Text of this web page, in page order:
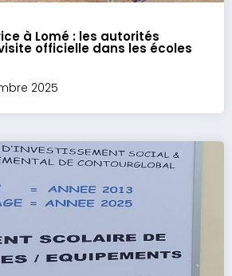
à Lomé : les autorités
officielle dans les écoles
2025